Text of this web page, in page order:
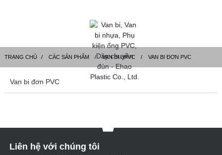
TRANG CHỦ CÁC SẢN PHẨM VAN BI UPVC VAN BI ĐƠN PVC
Van bi đơn PVC
Liên hệ với chúng tôi